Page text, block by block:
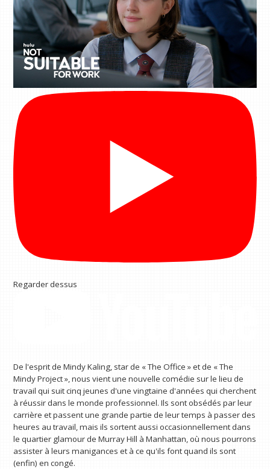
Regarder dessus
De l'esprit de Mindy Kaling, star de « The Office » et de « The
Mindy Project », nous vient une nouvelle comédie sur le lieu de
travail qui suit cinq jeunes d'une vingtaine d'années qui cherchent
à réussir dans le monde professionnel. Ils sont obsédés par leur
carrière et passent une grande partie de leur temps à passer des
heures au travail, mais ils sortent aussi occasionnellement dans
le quartier glamour de Murray Hill à Manhattan, où nous pourrons
assister à leurs manigances et à ce qu'ils font quand ils sont
(enfin) en congé.